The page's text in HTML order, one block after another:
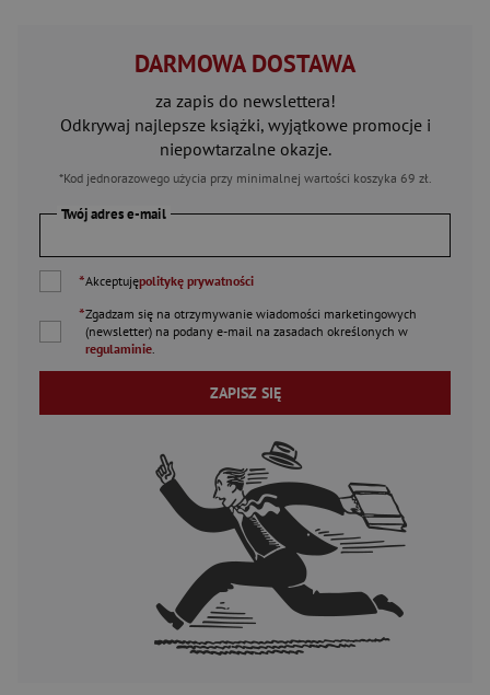
DARMOWA DOSTAWA
za zapis do newslettera!
Odkrywaj najlepsze książki, wyjątkowe promocje i
niepowtarzalne okazje.
*Kod jednorazowego użycia przy minimalnej wartości koszyka 69 zł.
Twój adres e-mail
*Akceptujępolitykę prywatności
*Zgadzam się na otrzymywanie wiadomości marketingowych
(newsletter) na podany e-mail na zasadach określonych w
regulaminie.
ZAPISZ SIĘ